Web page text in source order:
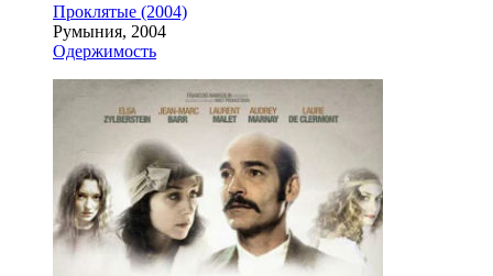
Проклятые (2004)
Румыния, 2004
Одержимость